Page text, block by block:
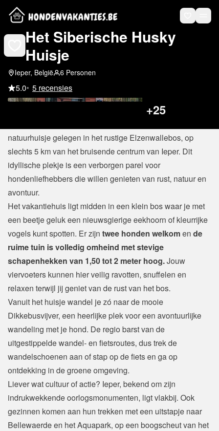
Het Siberische Husky
Huisje
Ieper, België 6 Personen
5.0• 5 recensies
+25
natuurhuisje gelegen in het rustige Elzenwallebos, op
slechts 5 km van het bruisende centrum van Ieper. Dit
idyllische plekje is een verborgen parel voor
hondenliefhebbers die willen genieten van rust, natuur en
avontuur.
Het vakantiehuis ligt midden in een klein bos waar je met
een beetje geluk een nieuwsgierige eekhoorn of kleurrijke
vogels kunt spotten. Er zijn twee honden welkom en de
ruime tuin is volledig omheind met stevige
schapenhekken van 1,50 tot 2 meter hoog. Jouw
viervoeters kunnen hier veilig ravotten, snuffelen en
relaxen terwijl jij geniet van de rust van het bos.
Vanuit het huisje wandel je zó naar de mooie
Dikkebusvijver, een heerlijke plek voor een avontuurlijke
wandeling met je hond. De regio barst van de
uitgestippelde wandel- en fietsroutes, dus trek de
wandelschoenen aan of stap op de fiets en ga op
ontdekking in de groene omgeving.
Liever wat cultuur of actie? Ieper, bekend om zijn
indrukwekkende oorlogsmonumenten, ligt vlakbij. Ook
gezinnen komen aan hun trekken met een uitstapje naar
Bellewaerde en het Aquapark, op een boogscheut van het